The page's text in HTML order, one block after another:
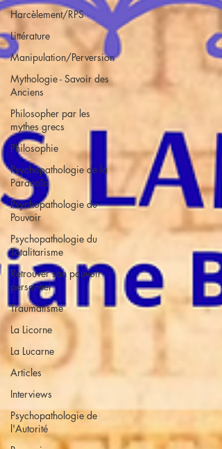
Harcèlement/RPS
Littérature
Manipulation/Perversion
Mythologie - Savoir des
Anciens
Philosopher par les
mythes grecs
Philosophie
Psychopathologie de la
Paranoïa
Psychopathologie du
Pouvoir
Psychopathologie du
Totalitarisme
Retrouver son pouvoir
personnel
Traumatisme
La Licorne
La Lucarne
Articles
Interviews
Psychopathologie de
l'Autorité